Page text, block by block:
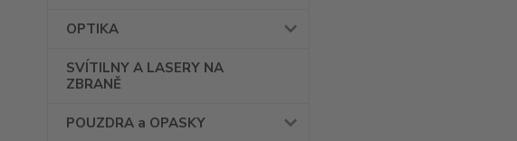
OPTIKA
SVÍTILNY A LASERY NA
ZBRANĚ
POUZDRA a OPASKY